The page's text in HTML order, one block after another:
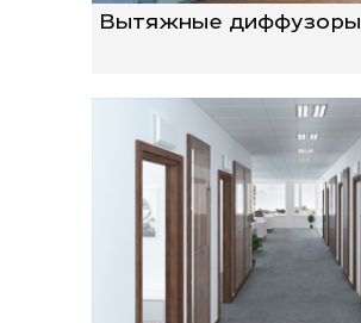
Вытяжные диффузоры